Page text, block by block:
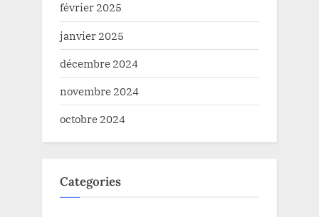
février 2025
janvier 2025
décembre 2024
novembre 2024
octobre 2024
Categories